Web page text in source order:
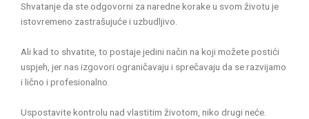
Shvatanje da ste odgovorni za naredne korake u svom životu je
istovremeno zastrašujuće i uzbudljivo.
Ali kad to shvatite, to postaje jedini način na koji možete postići
uspjeh, jer nas izgovori ograničavaju i sprečavaju da se razvijamo
i lično i profesionalno.
Uspostavite kontrolu nad vlastitim životom, niko drugi neće.